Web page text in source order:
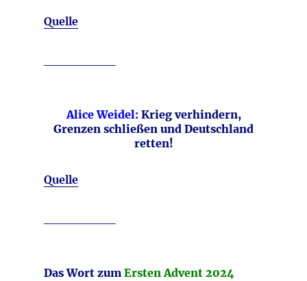
Quelle
Alice Weidel:Krieg verhindern,
Grenzen schließen und Deutschland
retten!
Quelle
Das Wort zum Ersten Advent 2024